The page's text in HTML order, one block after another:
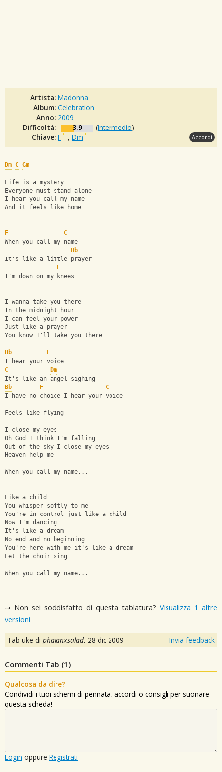
Artista: Madonna
Album: Celebration
Anno: 2009
Difficoltà:
3.9 (Intermedio)
Chiave: F , Dm Accordi
Dm-C-Gm
Life is a mystery
Everyone must stand alone
I hear you call my name
And it feels like home
F
C
When you call my name
Bb
It's like a little prayer
F
I'm down on my knees
I wanna take you there
In the midnight hour
I can feel your power
Just like a prayer
You know I'll take you there
Bb
F
I hear your voice
C
Dm
It's like an angel sighing
Bb
F
C
I have no choice I hear your voice
Feels like flying
I close my eyes
Oh God I think I'm falling
Out of the sky I close my eyes
Heaven help me
When you call my name...
Like a child
You whisper softly to me
You're in control just like a child
Now I'm dancing
It's like a dream
No end and no beginning
You're here with me it's like a dream
Let the choir sing
When you call my name...
⇢ Non sei soddisfatto di questa tablatura? Visualizza 1 altre
versioni
Tab uke di phalanxsalad, 28 dic 2009 Invia feedback
Commenti Tab (1 )
Qualcosa da dire?
Condividi i tuoi schemi di pennata, accordi o consigli per suonare
questa scheda!
Login oppure Registrati